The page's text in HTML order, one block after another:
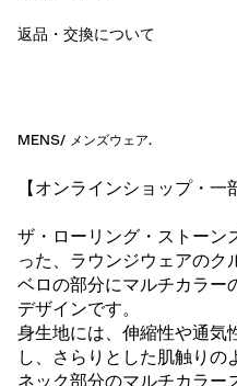
返品・交換について
MENS/ メンズウェア.
【オンラインショップ・一
ザ・ローリング・ストーン
った、ラウンジウェアのク
ベロの部分にマルチカラー
デザインです。
身生地には、伸縮性や通気
し、さらりとした肌触りの
ネック部分のマルチカラー